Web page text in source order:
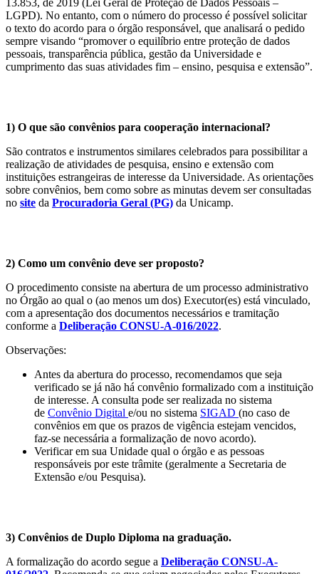
LGPD). No entanto, com o número do processo é possível solicitar
o texto do acordo para o órgão responsável, que analisará o pedido
sempre visando “promover o equilíbrio entre proteção de dados
pessoais, transparência pública, gestão da Universidade e
cumprimento das suas atividades fim – ensino, pesquisa e extensão”.
1) O que são convênios para cooperação internacional?
São contratos e instrumentos similares celebrados para possibilitar a
realização de atividades de pesquisa, ensino e extensão com
instituições estrangeiras de interesse da Universidade. As orientações
sobre convênios, bem como sobre as minutas devem ser consultadas
no site da Procuradoria Geral (PG) da Unicamp.
2) Como um convênio deve ser proposto?
O procedimento consiste na abertura de um processo administrativo
no Órgão ao qual o (ao menos um dos) Executor(es) está vinculado,
com a apresentação dos documentos necessários e tramitação
conforme a Deliberação CONSU-A-016/2022.
Observações:
Antes da abertura do processo, recomendamos que seja
verificado se já não há convênio formalizado com a instituição
de interesse. A consulta pode ser realizada no sistema
de Convênio Digital e/ou no sistema SIGAD (no caso de
convênios em que os prazos de vigência estejam vencidos,
faz-se necessária a formalização de novo acordo).
Verificar em sua Unidade qual o órgão e as pessoas
responsáveis por este trâmite (geralmente a Secretaria de
Extensão e/ou Pesquisa).
3) Convênios de Duplo Diploma na graduação.
A formalização do acordo segue a Deliberação CONSU-A-